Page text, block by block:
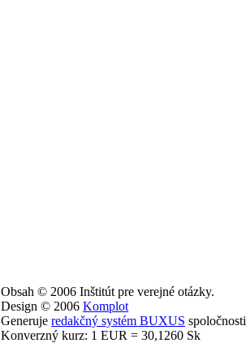
Obsah © 2006 Inštitút pre verejné otázky.
Design © 2006 Komplot
Generuje redakčný systém BUXUS
Konverzný kurz: 1 EUR = 30,1260 Sk